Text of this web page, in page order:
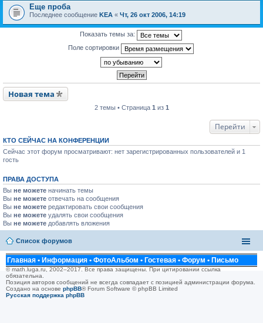
Еще проба
Последнее сообщение KEA « Чт, 26 окт 2006, 14:19
Показать темы за:
Поле сортировки
Новая тема
2 темы • Страница 1 из 1
Перейти
КТО СЕЙЧАС НА КОНФЕРЕНЦИИ
Сейчас этот форум просматривают: нет зарегистрированных пользователей и 1
гость
ПРАВА ДОСТУПА
Вы не можете начинать темы
Вы не можете отвечать на сообщения
Вы не можете редактировать свои сообщения
Вы не можете удалять свои сообщения
Вы не можете добавлять вложения
Список форумов
Главная • Информация • ФотоАльбом • Гостевая • Форум • Письмо
© math.luga.ru, 2002–2017. Все права защищены. При цитировании ссылка
обязательна.
Позиция авторов сообщений не всегда совпадает с позицией администрации форума.
Создано на основе phpBB® Forum Software © phpBB Limited
Русская поддержка phpBB